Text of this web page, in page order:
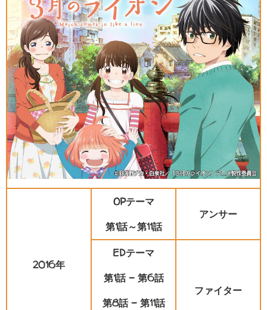
2016年
OPテーマ
第1話～第11話
アンサー
EDテーマ
第1話 - 第6話
第8話 - 第11話
ファイター